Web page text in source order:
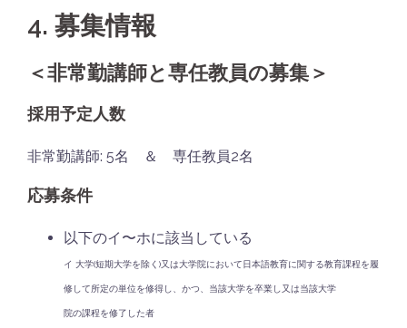
4. 募集情報
＜非常勤講師と専任教員の募集＞
採用予定人数
非常勤講師: 5名 ＆ 専任教員2名
応募条件
以下のイ〜ホに該当している
イ 大学(短期大学を除く)又は大学院において日本語教育に関する教育課程を履
修して所定の単位を修得し、かつ、当該大学を卒業し又は当該大学
院の課程を修了した者